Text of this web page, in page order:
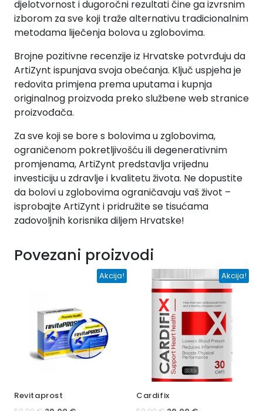
djelotvornost i dugoročni rezultati čine ga izvrsnim
izborom za sve koji traže alternativu tradicionalnim
metodama liječenja bolova u zglobovima.
Brojne pozitivne recenzije iz Hrvatske potvrđuju da
ArtiZynt ispunjava svoja obećanja. Ključ uspjeha je
redovita primjena prema uputama i kupnja
originalnog proizvoda preko službene web stranice
proizvođača.
Za sve koji se bore s bolovima u zglobovima,
ograničenom pokretljivošću ili degenerativnim
promjenama, ArtiZynt predstavlja vrijednu
investiciju u zdravlje i kvalitetu života. Ne dopustite
da bolovi u zglobovima ograničavaju vaš život –
isprobajte ArtiZynt i pridružite se tisućama
zadovoljnih korisnika diljem Hrvatske!
Povezani proizvodi
Akcija!
Revitaprost
Akcija!
Cardifix